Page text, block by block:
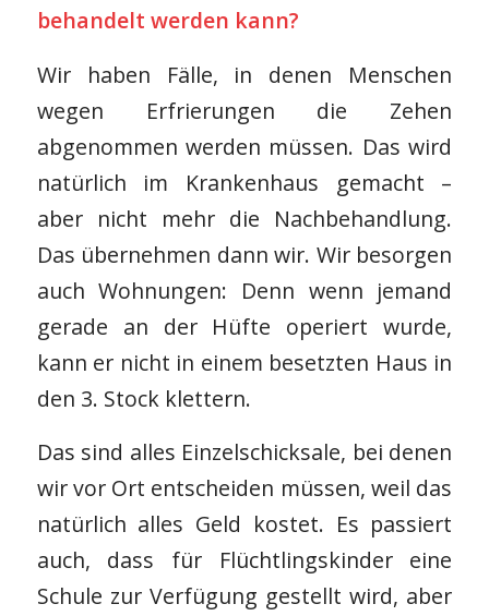
behandelt werden kann?
Wir haben Fälle, in denen Menschen
wegen Erfrierungen die Zehen
abgenommen werden müssen. Das wird
natürlich im Krankenhaus gemacht –
aber nicht mehr die Nachbehandlung.
Das übernehmen dann wir. Wir besorgen
auch Wohnungen: Denn wenn jemand
gerade an der Hüfte operiert wurde,
kann er nicht in einem besetzten Haus in
den 3. Stock klettern.
Das sind alles Einzelschicksale, bei denen
wir vor Ort entscheiden müssen, weil das
natürlich alles Geld kostet. Es passiert
auch, dass für Flüchtlingskinder eine
Schule zur Verfügung gestellt wird, aber